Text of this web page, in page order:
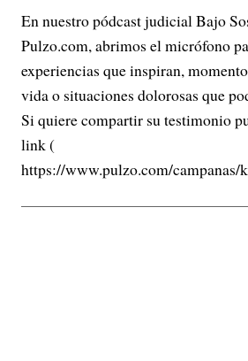
En nuestro pódcast judicial Bajo
Pulzo.com, abrimos el micrófono
experiencias que inspiran,
vida o situaciones dolorosas que
Si quiere compartir su testimonio
link (
https://www.pulzo.com/